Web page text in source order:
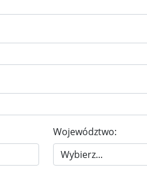
Województwo: